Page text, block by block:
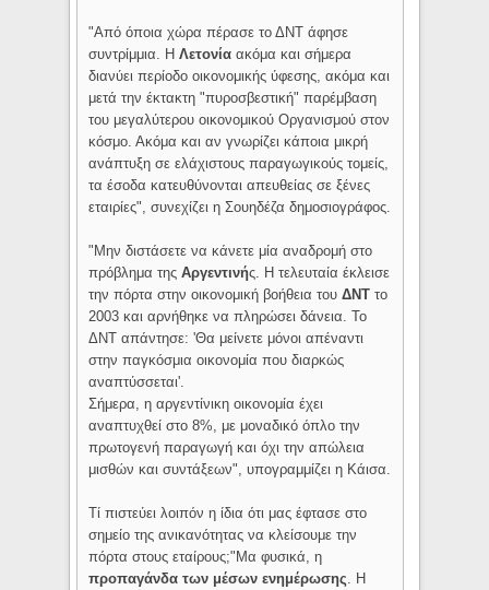
"Από όποια χώρα πέρασε το ΔΝΤ άφησε
συντρίμμια. ΗΛετονία ακόμα και σήμερα
διανύει περίοδο οικονομικής ύφεσης, ακόμα και
μετά την έκτακτη "πυροσβεστική" παρέμβαση
του μεγαλύτερου οικονομικού Οργανισμού στον
κόσμο. Ακόμα και αν γνωρίζει κάποια μικρή
ανάπτυξη σε ελάχιστους παραγωγικούς τομείς,
τα έσοδα κατευθύνονται απευθείας σε ξένες
εταιρίες", συνεχίζει η Σουηδέζα δημοσιογράφος.
"Μην διστάσετε να κάνετε μία αναδρομή στο
πρόβλημα τηςΑργεντινής. Η τελευταία έκλεισε
την πόρτα στην οικονομική βοήθεια τουΔΝΤ το
2003 και αρνήθηκε να πληρώσει δάνεια. Το
ΔΝΤ απάντησε: 'Θα μείνετε μόνοι απέναντι
στην παγκόσμια οικονομία που διαρκώς
αναπτύσσεται'.
Σήμερα, η αργεντίνικη οικονομία έχει
αναπτυχθεί στο 8%, με μοναδικό όπλο την
πρωτογενή παραγωγή και όχι την απώλεια
μισθών και συντάξεων", υπογραμμίζει η Κάισα.
Τί πιστεύει λοιπόν η ίδια ότι μας έφτασε στο
σημείο της ανικανότητας να κλείσουμε την
πόρτα στους εταίρους;"Μα φυσικά, η
προπαγάνδα των μέσων ενημέρωσης . Η